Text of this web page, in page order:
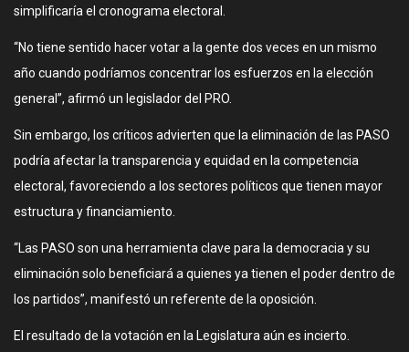
simplificaría el cronograma electoral.
“No tiene sentido hacer votar a la gente dos veces en un mismo
año cuando podríamos concentrar los esfuerzos en la elección
general”, afirmó un legislador del PRO.
Sin embargo, los críticos advierten que la eliminación de las PASO
podría afectar la transparencia y equidad en la competencia
electoral, favoreciendo a los sectores políticos que tienen mayor
estructura y financiamiento.
“Las PASO son una herramienta clave para la democracia y su
eliminación solo beneficiará a quienes ya tienen el poder dentro de
los partidos”, manifestó un referente de la oposición.
El resultado de la votación en la Legislatura aún es incierto.